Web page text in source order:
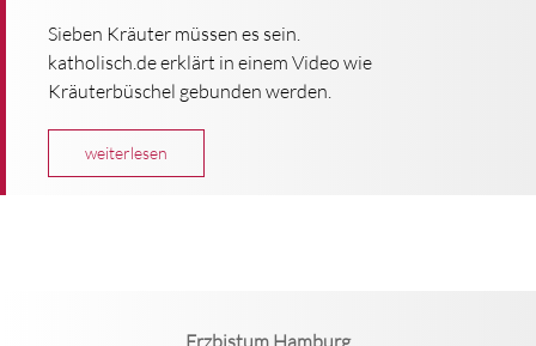
Sieben Kräuter müssen es sein.
katholisch.de erklärt in einem Video wie
Kräuterbüschel gebunden werden.
weiterlesen
Erzbistum Hamburg